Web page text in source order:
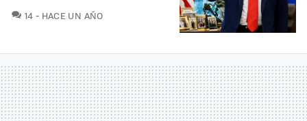
14 COMENTARIOS
HACE UN AÑO